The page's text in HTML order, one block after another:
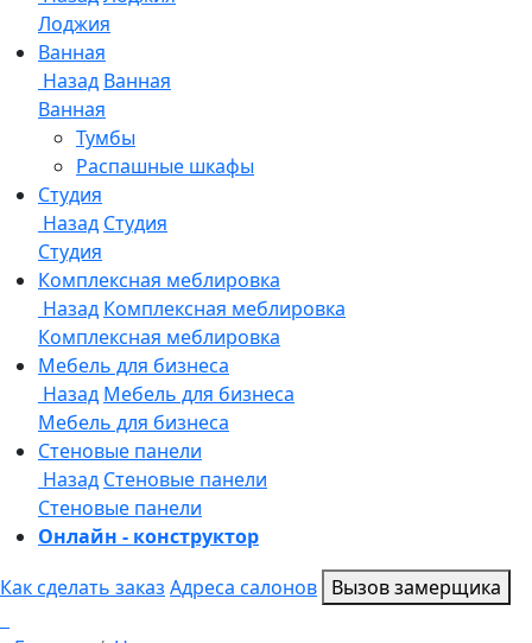
Онлайн - конструктор
Как сделать заказ Адреса салонов Вызов замерщика